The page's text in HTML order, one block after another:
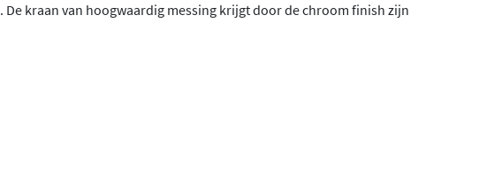
. De kraan van hoogwaardig messing krijgt door de chroom finish zijn